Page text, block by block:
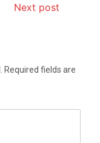
Next post
Required fields are